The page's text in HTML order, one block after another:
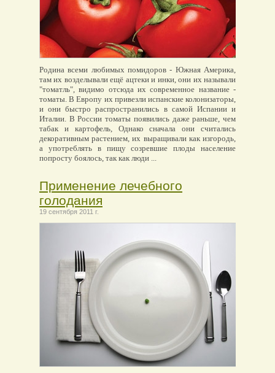
Родина всеми любимых помидоров - Южная Америка,
там их возделывали ещё ацтеки и инки, они их называли
"томатль", видимо отсюда их современное название -
томаты. В Европу их привезли испанские колонизаторы,
и они быстро распространились в самой Испании и
Италии. В России томаты появились даже раньше, чем
табак и картофель, Однако сначала они считались
декоративным растением, их выращивали как изгородь,
а употреблять в пищу созревшие плоды население
попросту боялось, так как люди ...
Применение лечебного
голодания
19 сентября 2011 г.